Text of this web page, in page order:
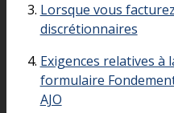
Lorsque vous
discrétionnaires
Exigences relatives à
formulaire
AJO